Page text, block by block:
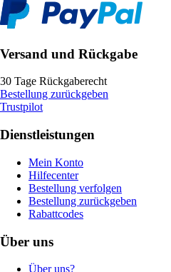
Versand und Rückgabe
30 Tage Rückgaberecht
Bestellung zurückgeben
Trustpilot
Dienstleistungen
Mein Konto
Hilfecenter
Bestellung verfolgen
Bestellung zurückgeben
Rabattcodes
Über uns
Über uns?